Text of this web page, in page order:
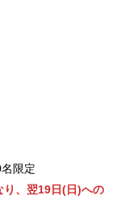
限定
り、翌19日(日)への